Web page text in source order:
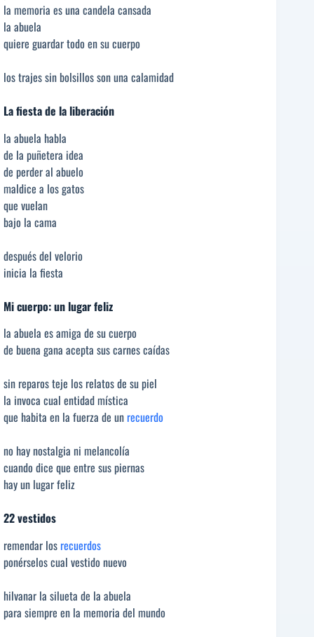
la memoria es una candela cansada
la abuela
quiere guardar todo en su cuerpo
los trajes sin bolsillos son una calamidad
La fiesta de la liberación
la abuela habla
de la puñetera idea
de perder al abuelo
maldice a los gatos
que vuelan
bajo la cama
después del velorio
inicia la fiesta
Mi cuerpo: un lugar feliz
la abuela es amiga de su cuerpo
de buena gana acepta sus carnes caídas
sin reparos teje los relatos de su piel
la invoca cual entidad mística
que habita en la fuerza de un recuerdo
no hay nostalgia ni melancolía
cuando dice que entre sus piernas
hay un lugar feliz
22 vestidos
remendar los recuerdos
ponérselos cual vestido nuevo
hilvanar la silueta de la abuela
para siempre en la memoria del mundo